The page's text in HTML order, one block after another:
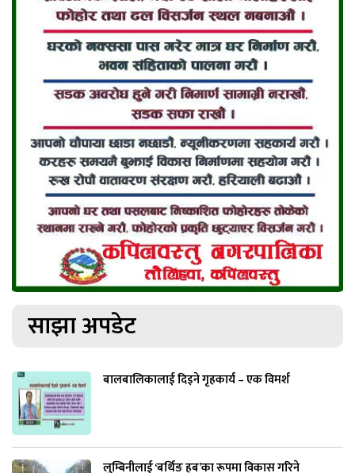
साझा अपडेट
बालबालिकालाई दिइने गृहकार्य – एक विमर्श
लुम्बिनीलाई ‘बर्थिङ हब’का रूपमा विकास गरिने